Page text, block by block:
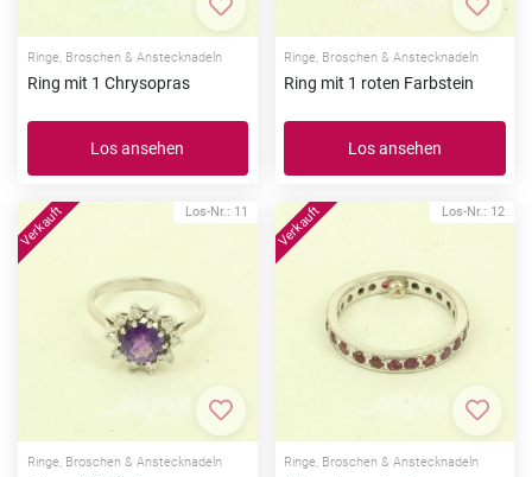
Zur Merkliste hinzufügen
Ringe, Broschen & Anstecknadeln
Ring mit 1 Chrysopras
Los ansehen
Zur
Ringe, Broschen & Anstecknadeln
Ring mit 1 roten Farbstein
Los ansehen
Los-Nr.: 11
Zur Merkliste hinzufügen
Ringe, Broschen & Anstecknadeln
Los-Nr.: 12
Zur
Ringe, Broschen & Anstecknadeln